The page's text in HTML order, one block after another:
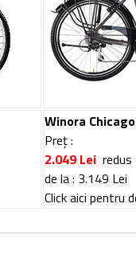
Winora
Preț :
2.049 Lei redus
de la : 3.149 Lei
Click aici pentru